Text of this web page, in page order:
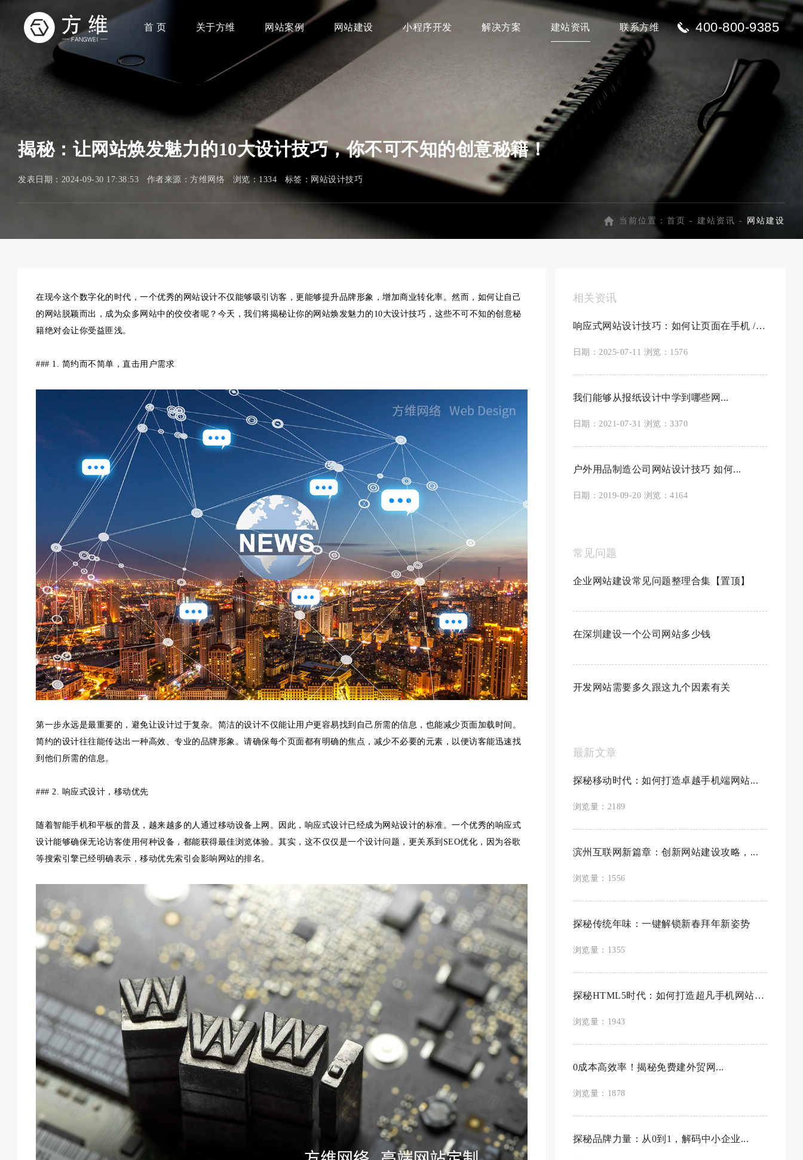
首 页 关于方维 网站案例 网站建设 小程序开发 解决方案 建站资讯 联系方维 400-800-9385
揭秘：让网站焕发魅力的10大设计技巧，你不可不知的创意秘籍！
发表日期：2024-09-30 17:38:53 作者来源：方维网络 浏览：1334 标签： 网站设计技巧
当前位置： 首页 - 建站资讯 - 网站建设
在现今这个数字化的时代，一个优秀的网站设计不仅能够吸引访客，更能够提升品牌形象，增加商业转化率。然而，如何让自己
的网站脱颖而出，成为众多网站中的佼佼者呢？今天，我们将揭秘让你的网站焕发魅力的10大设计技巧，这些不可不知的创意秘
籍绝对会让你受益匪浅。
### 1. 简约而不简单，直击用户需求
第一步永远是最重要的，避免让设计过于复杂。简洁的设计不仅能让用户更容易找到自己所需的信息，也能减少页面加载时间。
简约的设计往往能传达出一种高效、专业的品牌形象。请确保每个页面都有明确的焦点，减少不必要的元素，以便访客能迅速找
到他们所需的信息。
### 2. 响应式设计，移动优先
随着智能手机和平板的普及，越来越多的人通过移动设备上网。因此，响应式设计已经成为网站设计的标准。一个优秀的响应式
设计能够确保无论访客使用何种设备，都能获得最佳浏览体验。其实，这不仅仅是一个设计问题，更关系到SEO优化，因为谷歌
等搜索引擎已经明确表示，移动优先索引会影响网站的排名。
相关资讯
响应式网站设计技巧：如何让页面在手机 / PC ...
日期：2025-07-11 浏览：1576
我们能够从报纸设计中学到哪些网...
日期：2021-07-31 浏览：3370
户外用品制造公司网站设计技巧 如何...
日期：2019-09-20 浏览：4164
常见问题
企业网站建设常见问题整理合集【置顶】
在深圳建设一个公司网站多少钱
开发网站需要多久跟这九个因素有关
最新文章
探秘移动时代：如何打造卓越手机端网站...
浏览量：2189
滨州互联网新篇章：创新网站建设攻略，...
浏览量：1556
探秘传统年味：一键解锁新春拜年新姿势
浏览量：1355
探秘HTML5时代：如何打造超凡手机网站，引领...
浏览量：1943
0成本高效率！揭秘免费建外贸网...
浏览量：1878
探秘品牌力量：从0到1，解码中小企业...